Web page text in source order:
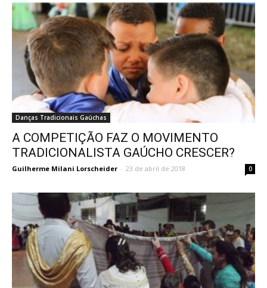
Danças Tradicionais Gaúchas
A COMPETIÇÃO FAZ O MOVIMENTO
TRADICIONALISTA GAÚCHO CRESCER?
Guilherme Milani Lorscheider - 23 de abril de 2018 0